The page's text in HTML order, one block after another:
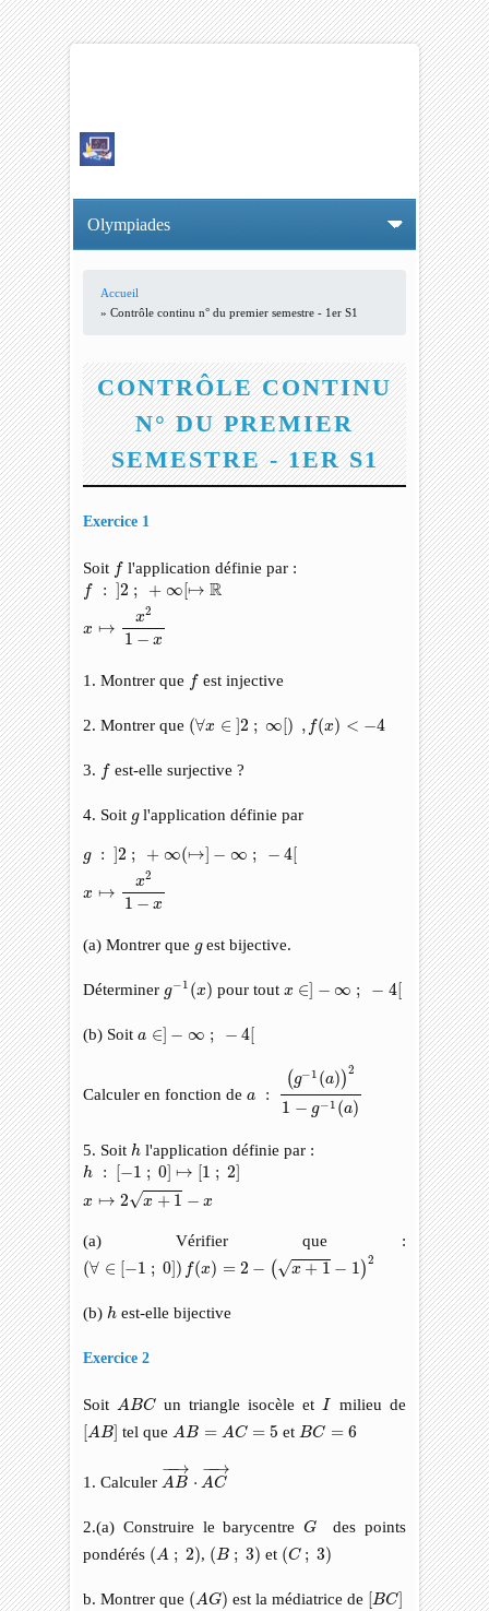
VOUS ÊTES ICI
Accueil
» Contrôle continu n° du premier semestre - 1er S1
CONTRÔLE CONTINU
N° DU PREMIER
SEMESTRE - 1ER S1
Exercice 1
Soit f
f l'application définie par :
f : ]2 ; + ∞[↦ R
x ↦
x2
1 − x
f 2 ; ∞ [ x x2
1. Montrer que f
f est injective
2. Montrer que (∀x ∈ ]2 ; ∞[) , f(x) < −4
(∀ ∈ ]2 ,f( <− 4
3. f
f est-elle surjective ?
4. Soit g
gl'application définie par
g : ]2 ; + ∞(↦] − ∞ ; − 4[
x ↦
x2
1 − x
2 ; ∞ − ; 1−
(a) Montrer que g
gest bijective.
Déterminer g−1 (x)
1 ( ) pour toutx ∈] − ∞ ; − 4[
∈]
(b) Soita ∈] − ∞ ; − 4[
∈]
Calculer en fonction dea :
( g−1 (a))2
1 − g−1 (a)
−1 1−g
5. Soit h
h l'application définie par :
h : −1 ; 0] ↦ 1 ; 2
x ↦ 2√x + 1 − x
h − ; ↦[ 2] ↦2 x
(a) Vérifier que :
(∀ ∈ −1 ; 0] ) f(x) = 2 − (√x + 1 − 1)
2
( ∀ 1
(b)h
h est-elle bijective
Exercice 2
SoitABC
A BC un triangle isocèle etII milieu de
[AB
[ A B] tel queAB = AC = 5
A B= C =5 etBC = 6
BC=
1. Calculer
−
−→
AB ⋅
−
−→
AC
B→ C
2.(a) Construire le barycentre G
Gdes points
pondérés (A ; 2)
( A 2) , (B ; 3)
( B 3) et (C ; 3)
(C 3)
b. Montrer que (AG)
( A G) est la médiatrice de [BC
[BC]